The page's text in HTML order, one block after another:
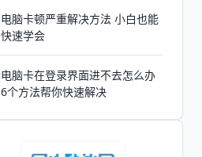
电脑卡顿严重解决方法 小白也能
快速学会
电脑卡在登录界面进不去怎么办
6个方法帮你快速解决